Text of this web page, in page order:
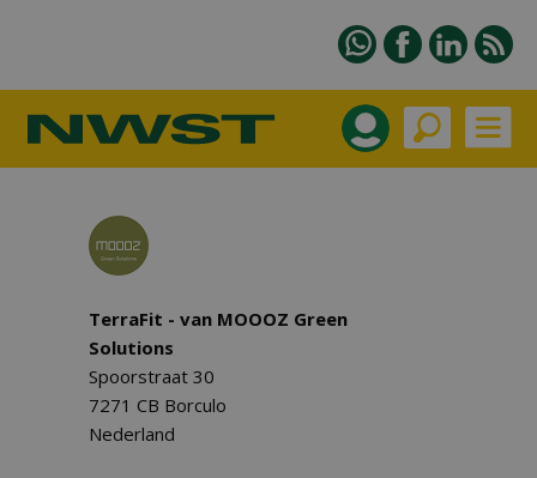
TerraFit - van MOOOZ Green
Solutions
Spoorstraat 30
7271 CB Borculo
Nederland